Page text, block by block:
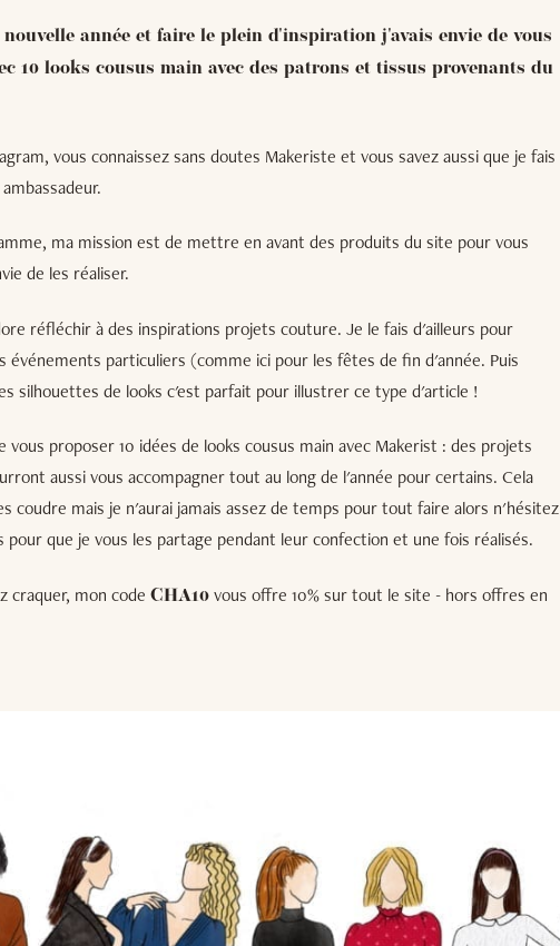
nouvelle année et faire le plein d'inspiration j'avais envie de vous
10 looks cousus main avec des patrons et tissus provenants du
vous connaissez sans doutes Makeriste et vous savez aussi que je fais
ma mission est de mettre en avant des produits du site pour vous
de les réaliser.
réfléchir à des inspirations projets couture. Je le fais d'ailleurs pour
événements particuliers (comme ici pour les fêtes de fin d'année. Puis
silhouettes de looks c'est parfait pour illustrer ce type d'article !
vous proposer 10 idées de looks cousus main avec Makerist : des projets
aussi vous accompagner tout au long de l'année pour certains. Cela
coudre mais je n'aurai jamais assez de temps pour tout faire alors n'hésitez
pour que je vous les partage pendant leur confection et une fois réalisés.
craquer, mon code CHA10 vous offre 10% sur tout le site - hors offres en